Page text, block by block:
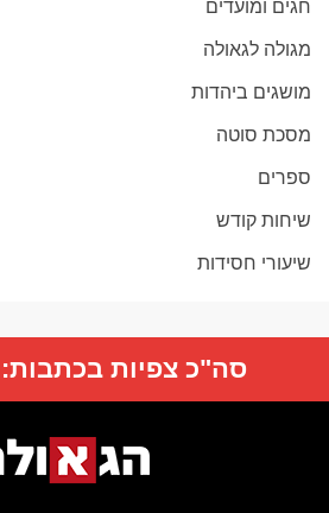
חגים ומועדים
מגולה לגאולה
מושגים ביהדות
מסכת סוטה
ספרים
שיחות קודש
שיעורי חסידות
סה"כ צפיות